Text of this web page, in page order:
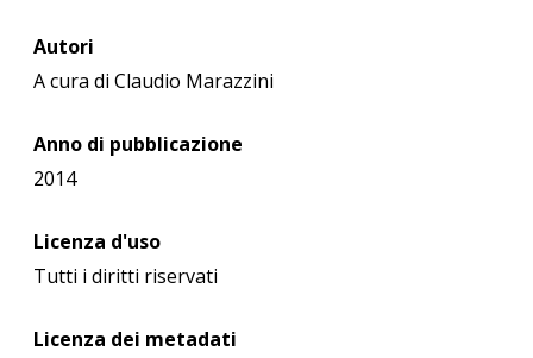
Autori
A cura di Claudio Marazzini
Anno di pubblicazione
2014
Licenza d'uso
Tutti i diritti riservati
Licenza dei metadati